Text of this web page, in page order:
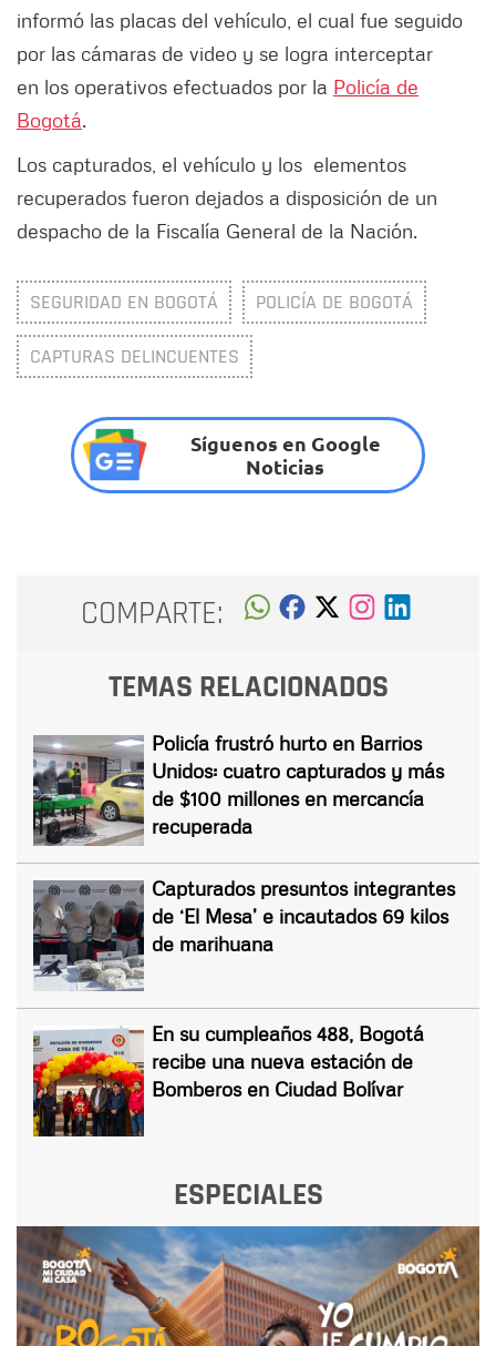
informó las placas del vehículo, el cual fue seguido
por las cámaras de video y se logra interceptar
en los operativos efectuados por la Policía de
Bogotá.
Los capturados, el vehículo y los elementos
recuperados fueron dejados a disposición de un
despacho de la Fiscalía General de la Nación.
SEGURIDAD EN BOGOTÁ POLICÍA DE BOGOTÁ
CAPTURAS DELINCUENTES
Síguenos en Google
Noticias
COMPARTE:
TEMAS RELACIONADOS
Policía frustró hurto en Barrios
Unidos: cuatro capturados y más
de $100 millones en mercancía
recuperada
Capturados presuntos integrantes
de ‘El Mesa’ e incautados 69 kilos
de marihuana
En su cumpleaños 488, Bogotá
recibe una nueva estación de
Bomberos en Ciudad Bolívar
ESPECIALES